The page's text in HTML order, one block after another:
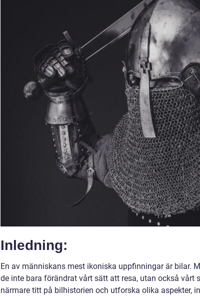
Inledning:
En av människans mest ikoniska uppfinningar är bilar.
de inte bara förändrat vårt sätt att resa, utan också vårt
närmare titt på bilhistorien och utforska olika aspekter,